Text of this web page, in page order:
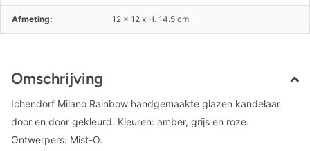
Afmeting: 12 x 12 x H. 14.5 cm
Omschrijving
Ichendorf Milano Rainbow handgemaakte glazen kandelaar
door en door gekleurd. Kleuren: amber, grijs en roze.
Ontwerpers: Mist-O.